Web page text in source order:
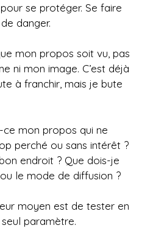
se protéger. Se faire
danger.
mon propos soit vu, pas
ni mon image. C’est déjà
à franchir, mais je bute
mon propos qui ne
perché ou sans intérêt ?
endroit ? Que dois-je
le mode de diffusion ?
moyen est de tester en
paramètre.